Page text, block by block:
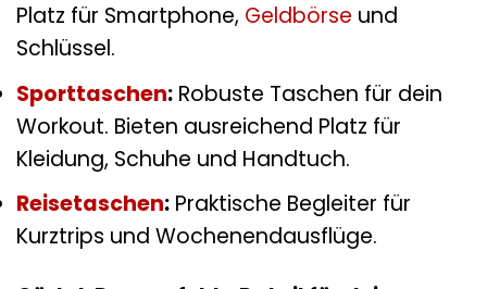
Platz für Smartphone, Geldbörse und
Schlüssel.
Sporttaschen: Robuste Taschen für dein
Workout. Bieten ausreichend Platz für
Kleidung, Schuhe und Handtuch.
Reisetaschen: Praktische Begleiter für
Kurztrips und Wochenendausflüge.